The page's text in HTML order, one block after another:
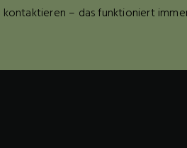
kontaktieren – das funktioniert